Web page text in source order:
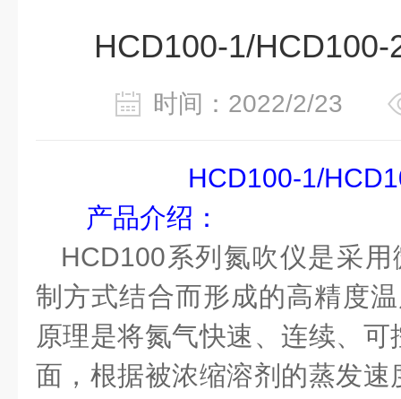
HCD100-1/
时间：2022/2/23
HCD100-1/
产品介绍：
HCD100系列 氮吹仪是采
制方式结合而形成的高精度
原理是将氮气快速、连续、
面，根据被浓缩溶剂的蒸发